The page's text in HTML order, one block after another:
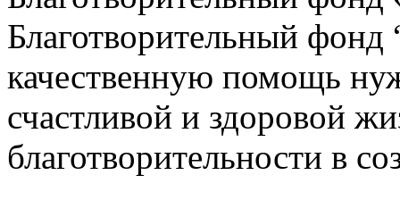
Благотворительный фонд
качественную помощь
счастливой и здоровой
благотворительности в